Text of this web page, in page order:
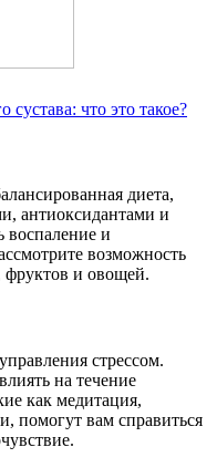
сустава: что это такое?
диета,
антиоксидантами и
воспаление и
возможность
фруктов и овощей.
стрессом.
на течение
как медитация,
помогут вам справиться